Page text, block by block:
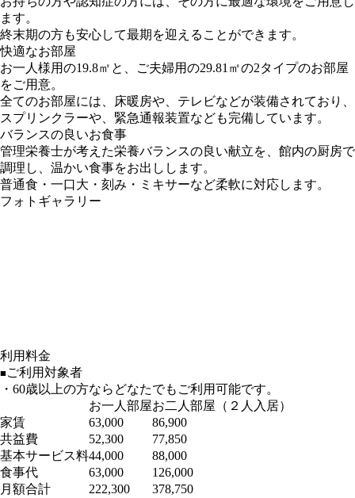
ます。
終末期の方も安心して最期を迎えることができます。
快適なお部屋
お一人様用の19.8㎡と、ご夫婦用の29.81㎡の2タイプのお部屋
をご用意。
全てのお部屋には、床暖房や、テレビなどが装備されており、
スプリンクラーや、緊急通報装置なども完備しています。
バランスの良いお食事
管理栄養士が考えた栄養バランスの良い献立を、館内の厨房で
調理し、温かい食事をお出しします。
普通食・一口大・刻み・ミキサーなど柔軟に対応します。
フォトギャラリー
利用料金
■ ご利用対象者
・60歳以上の方ならどなたでもご利用可能です。
お一人部屋お二人部屋（２人入居）
家賃
63,000
86,900
共益費
52,300
77,850
基本サービス料44,000
88,000
食事代
63,000
126,000
月額合計
222,300
378,750